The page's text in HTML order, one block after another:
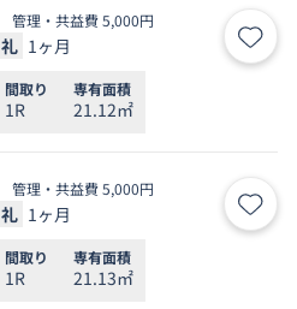
管理・共益費 5,000円
礼 1ヶ月 お気
間取り
1R
専有面積
21.12㎡
管理・共益費 5,000円
礼 1ヶ月 お気
間取り
1R
専有面積
21.13㎡